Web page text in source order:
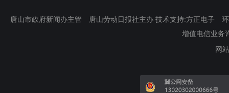
唐山市政府新闻办主管 唐山劳动日报社主办 技术支持:方正电子
增值电信业务
网